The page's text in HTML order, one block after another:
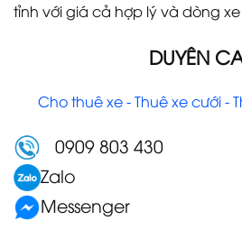
tỉnh với giá cả hợp lý và dòng
DUYÊN
Cho thuê xe - Thuê xe cưới -
0909 803 430
Zalo
Messenger